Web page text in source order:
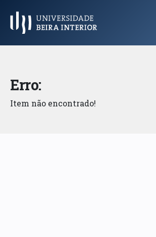
Menu Principal
Erro:
Item não encontrado!